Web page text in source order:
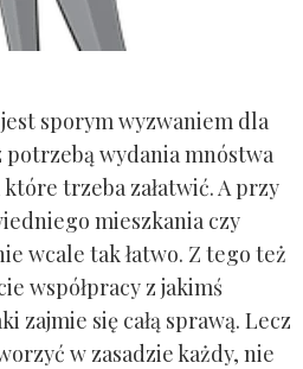
sporym wyzwaniem dla
potrzebą wydania mnóstwa
trzeba załatwić. A przy
mieszkania czy
wcale tak łatwo. Z tego też
współpracy z jakimś
się całą sprawą. Lecz
w zasadzie każdy, nie